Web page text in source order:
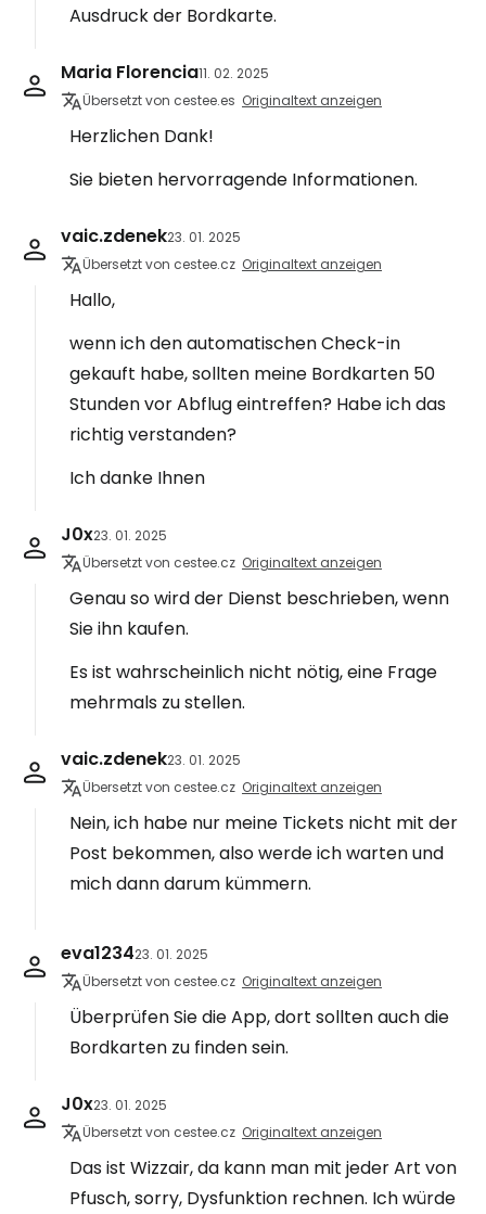
Ausdruck der Bordkarte.
Maria Florencia11. 02. 2025
Übersetzt von cestee.es Originaltext anzeigen
Herzlichen Dank!
Sie bieten hervorragende Informationen.
vaic.zdenek23. 01. 2025
Übersetzt von cestee.cz Originaltext anzeigen
Hallo,
wenn ich den automatischen Check-in
gekauft habe, sollten meine Bordkarten 50
Stunden vor Abflug eintreffen? Habe ich das
richtig verstanden?
Ich danke Ihnen
J0x23. 01. 2025
Übersetzt von cestee.cz Originaltext anzeigen
Genau so wird der Dienst beschrieben, wenn
Sie ihn kaufen.
Es ist wahrscheinlich nicht nötig, eine Frage
mehrmals zu stellen.
vaic.zdenek23. 01. 2025
Übersetzt von cestee.cz Originaltext anzeigen
Nein, ich habe nur meine Tickets nicht mit der
Post bekommen, also werde ich warten und
mich dann darum kümmern.
eva123423. 01. 2025
Übersetzt von cestee.cz Originaltext anzeigen
Überprüfen Sie die App, dort sollten auch die
Bordkarten zu finden sein.
J0x23. 01. 2025
Übersetzt von cestee.cz Originaltext anzeigen
Das ist Wizzair, da kann man mit jeder Art von
Pfusch, sorry, Dysfunktion rechnen. Ich würde